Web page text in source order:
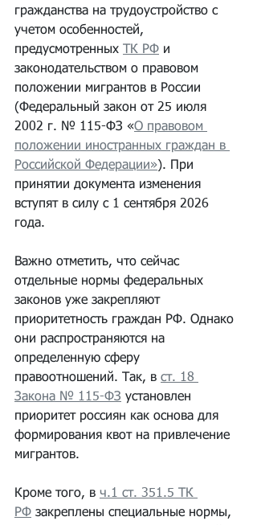
гражданства на трудоустройство с
учетом особенностей,
предусмотренных
ТК РФ и
законодательством о правовом
положении мигрантов в России
(Федеральный закон от 25 июля
2002 г. № 115-ФЗ «О правовом
положении иностранных граждан в
Российской Федерации»). При
принятии документа изменения
вступят в силу с 1 сентября 2026
года.
Важно отметить, что сейчас
отдельные нормы федеральных
законов уже закрепляют
приоритетность граждан РФ. Однако
они распространяются на
определенную сферу
правоотношений. Так, в ст. 18
Закона № 115-ФЗ установлен
приоритет россиян как основа для
формирования квот на привлечение
мигрантов.
Кроме того, в ч.1 ст. 351.5 ТК
РФ закреплены специальные нормы,